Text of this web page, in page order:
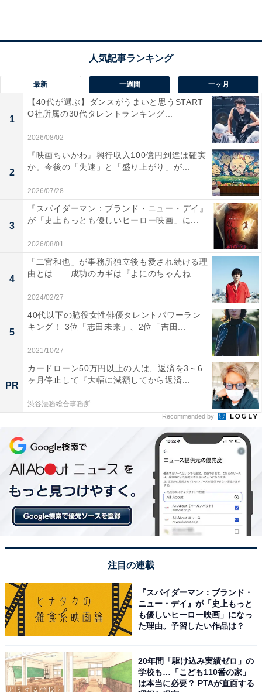
ないなら君こそ近づくな」と言葉を返すのでした。
画像出典：フジテレビ系『真夏のシンデレラ』
匠vs健人の対峙（たいじ）シーンが話題
の関係を大切に考えようとしている中、なぜか今さら夏
海と健人を意識し、健人と張り合いだした匠。真っすぐ
に応対した健人の誠実さが際立ちました。
ちゃトレンディだけど良かったなぁ」「一切声を荒げず
落ち着いてハッキリ気持ちを言う健人かっこよかった」
最新 一週間 一ヶ月
1
【40代が選ぶ】ダンスがうまいと思うSTART
O社所属の30代タレントランキング...
2026/08/02
2
『映画ちいかわ』興行収入100億円到達は確実
か。今後の「失速」と「盛り上がり」が...
2026/07/28
3
『スパイダーマン：ブランド・ニュー・デイ』
が「史上もっとも優しいヒーロー映画」に...
2026/08/01
4
「二宮和也」が事務所独立後も愛され続ける理
由とは……成功のカギは『よにのちゃんね...
2024/02/27
5
40代以下の脇役女性俳優タレントパワーラン
キング！ 3位「志田未来」、2位「吉田...
2021/10/27
PR
カードローン50万円以上の人は、返済を3～6
ヶ月停止して『大幅に減額してから返済...
渋谷法務総合事務所
Recommended by
注目の連載
『スパイダーマン：ブランド・
ニュー・デイ』が「史上もっと
も優しいヒーロー映画」になっ
た理由。予習したい作品は？
20年間「駆け込み実績ゼロ」の
学校も…「こども110番の家」
は本当に必要？ PTAが直面する